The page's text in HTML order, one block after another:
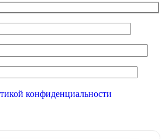
конфиденциальности